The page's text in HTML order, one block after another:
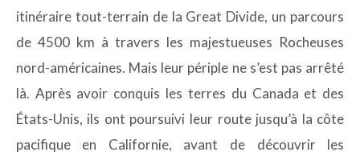
itinéraire tout-terrain de la Great Divide, un parcours
de 4500 km à travers les majestueuses Rocheuses
nord-américaines. Mais leur périple ne s’est pas arrêté
là. Après avoir conquis les terres du Canada et des
États-Unis, ils ont poursuivi leur route jusqu’à la côte
pacifique en Californie, avant de découvrir les